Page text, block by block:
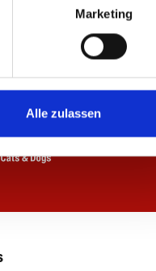
Marketing
Alle zulassen